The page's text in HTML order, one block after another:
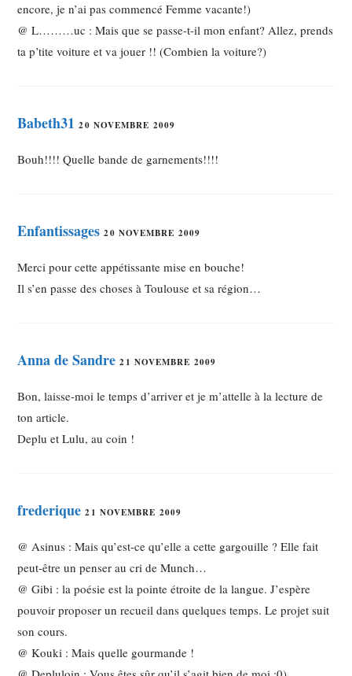
encore, je n’ai pas commencé Femme vacante!)
@ L………uc : Mais que se passe-t-il mon enfant? Allez, prends
ta p’tite voiture et va jouer !! (Combien la voiture?)
Babeth31 20 NOVEMBRE 2009
Bouh!!!! Quelle bande de garnements!!!!
Enfantissages 20 NOVEMBRE 2009
Merci pour cette appétissante mise en bouche!
Il s’en passe des choses à Toulouse et sa région…
Anna de Sandre 21 NOVEMBRE 2009
Bon, laisse-moi le temps d’arriver et je m’attelle à la lecture de
ton article.
Deplu et Lulu, au coin !
frederique 21 NOVEMBRE 2009
@ Asinus : Mais qu’est-ce qu’elle a cette gargouille ? Elle fait
peut-être un penser au cri de Munch…
@ Gibi : la poésie est la pointe étroite de la langue. J’espère
pouvoir proposer un recueil dans quelques temps. Le projet suit
son cours.
@ Kouki : Mais quelle gourmande !